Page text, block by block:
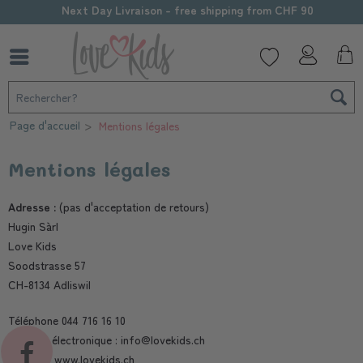
Next Day Livraison - free shipping from CHF 90
Page d'accueil Mentions légales
Mentions légales
Adresse : (pas d'acceptation de retours)
Hugin Sàrl
Love Kids
Soodstrasse 57
CH-8134 Adliswil
Téléphone 044 716 16 10
Courrier électronique : info@lovekids.ch
Internet : www.lovekids.ch